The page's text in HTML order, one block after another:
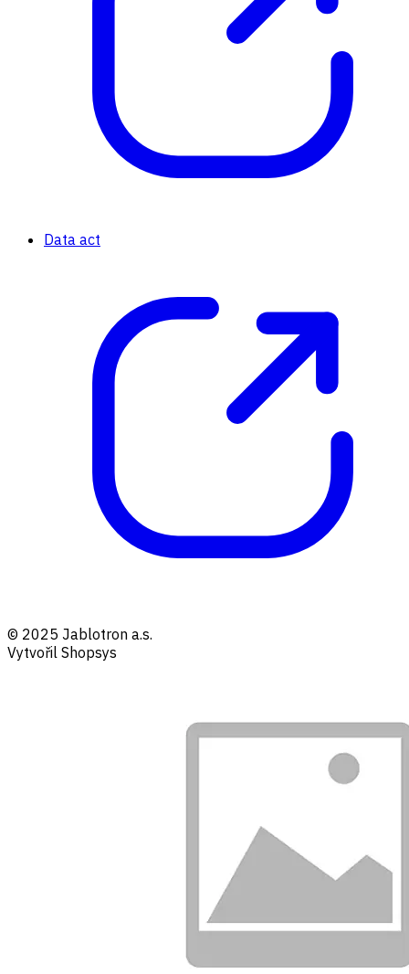
Data act
© 2025 Jablotron a.s.
Vytvořil Shopsys